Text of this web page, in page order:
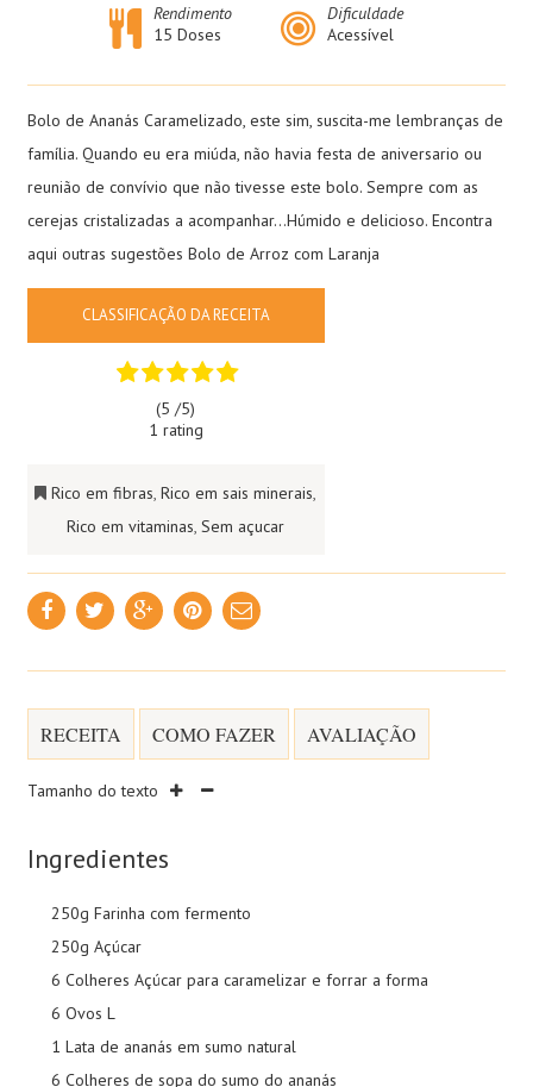
Rendimento
15 Doses
Dificuldade
Acessível
Bolo de Ananás Caramelizado, este sim, suscita-me lembranças de
família. Quando eu era miúda, não havia festa de aniversario ou
reunião de convívio que não tivesse este bolo. Sempre com as
cerejas cristalizadas a acompanhar…Húmido e delicioso. Encontra
aqui outras sugestões Bolo de Arroz com Laranja
CLASSIFICAÇÃO DA RECEITA
(5 /5)
1 rating
Rico em fibras,Rico em sais minerais,
Rico em vitaminas,Sem açucar
RECEITA COMO FAZER AVALIAÇÃO
Tamanho do texto
Ingredientes
250g Farinha com fermento
250g Açúcar
6 Colheres Açúcar para caramelizar e forrar a forma
6 Ovos L
1 Lata de ananás em sumo natural
6 Colheres de sopa do sumo do ananás